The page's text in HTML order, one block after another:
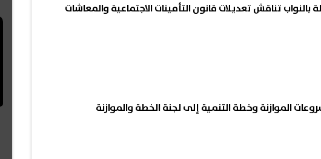
بالنواب تناقش تعديلات قانون التأمينات الاجتماعية والمعاشات
الموازنة وخطة التنمية إلى لجنة الخطة والموازنة